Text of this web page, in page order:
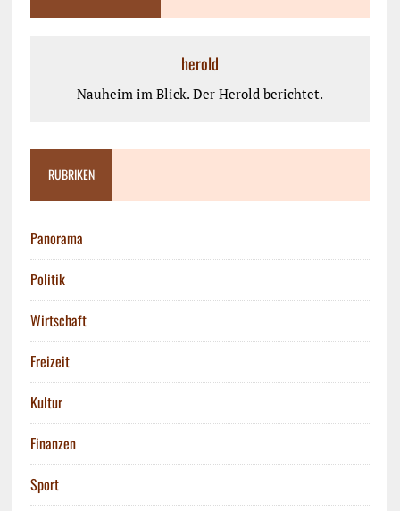
herold
Nauheim im Blick. Der Herold berichtet.
RUBRIKEN
Panorama
Politik
Wirtschaft
Freizeit
Kultur
Finanzen
Sport